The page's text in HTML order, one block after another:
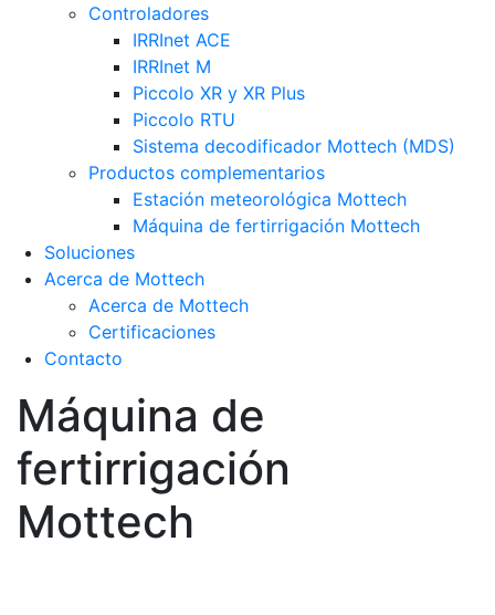
Controladores
IRRInet ACE
IRRInet M
Piccolo XR y XR Plus
Piccolo RTU
Sistema decodificador Mottech (MDS)
Productos complementarios
Estación meteorológica Mottech
Máquina de fertirrigación Mottech
Soluciones
Acerca de Mottech
Acerca de Mottech
Certificaciones
Contacto
Máquina de
fertirrigación
Mottech